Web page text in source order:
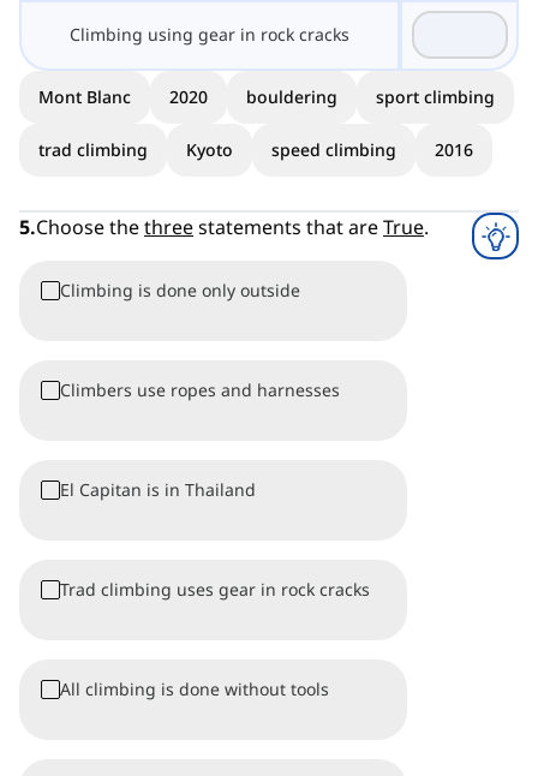
Climbing using gear in rock cracks
Mont Blanc 2020 bouldering sport climbing
trad climbing Kyoto speed climbing 2016
5.Choose thethreestatements that areTrue.
Climbing is done only outside
Climbers use ropes and harnesses
El Capitan is in Thailand
Trad climbing uses gear in rock cracks
All climbing is done without tools